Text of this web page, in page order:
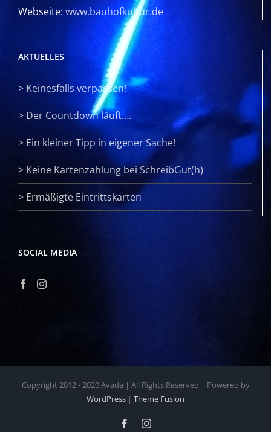
Webseite: www.bauhofkultur.de
AKTUELLES
> Keinesfalls verpassen!
> Der Countdown läuft….
> Ein kleiner Tipp in eigener Sache!
> Keine Kartenzahlung bei SchreibGut(h)
> Ermäßigte Eintrittskarten
SOCIAL MEDIA
Copyright 2012 - 2020 Avada | All Rights Reserved | Powered by
WordPress | Theme Fusion
FacebookInstagram